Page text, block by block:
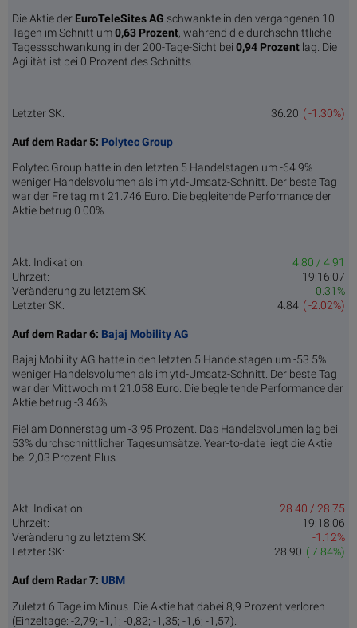
Die Aktie der EuroTeleSites AG schwankte in den vergangenen 10
Tagen im Schnitt um0,63 Pro­zent, während die durchschnittliche
Tagessschwankung in der 200-Tage-Sicht bei 0,94 Prozent lag. Die
Agilität ist bei 0 Prozent des Schnitts.
Letzter SK: ( -1.30%)
36.20
Auf dem Radar 5: Polytec Group
Polytec Group hatte in den letzten 5 Handelstagen um -64.9%
weniger Handelsvolumen als im ytd-Umsatz-Schnitt. Der beste Tag
war der Freitag mit 21.746 Euro. Die begleitende Performance der
Aktie betrug 0.00%.
Akt. Indikation:
4.80 / 4.91
Uhrzeit:
19:16:07
Veränderung zu letztem SK:
0.31%
Letzter SK:
( -2.02%)
4.84
Auf dem Radar 6: Bajaj Mobility AG
Bajaj Mobility AG hatte in den letzten 5 Handelstagen um -53.5%
weniger Handelsvolumen als im ytd-Umsatz-Schnitt. Der beste Tag
war der Mittwoch mit 21.058 Euro. Die begleitende Performance der
Aktie betrug -3.46%.
Fiel am Donnerstag um -3,95 Prozent. Das Handelsvolumen lag bei
53% durchschnittlicher Tagesumsätze. Year-to-date liegt die Aktie
bei 2,03 Prozent Plus.
Akt. Indikation:
28.40 / 28.75
Uhrzeit:
19:18:06
Veränderung zu letztem SK:
-1.12%
Letzter SK:
( 7.84%)
28.90
Auf dem Radar 7: UBM
Zuletzt 6 Tage im Minus. Die Aktie hat dabei 8,9 Prozent verloren
(Einzeltage: -2,79; -1,1; -0,82; -1,35; -1,6; -1,57).